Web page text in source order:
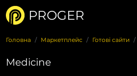
PROGER
Головна Маркетплейс Готові сайти
Medicine